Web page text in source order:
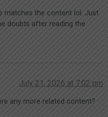
matches the content lol. Just
doubts after reading the
July 21, 2026 at 7:02 pm
any more related content?